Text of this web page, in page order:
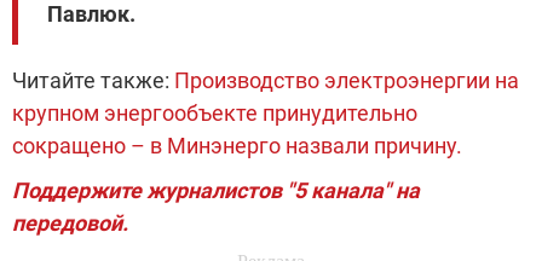
Павлюк.
Читайте также: Производство электроэнергии на
крупном энергообъекте принудительно
сокращено – в Минэнерго назвали причину.
Поддержите журналистов "5 канала" на
передовой.